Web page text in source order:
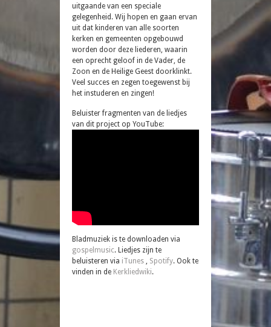
uitgaande van een speciale
gelegenheid. Wij hopen en gaan ervan
uit dat kinderen van alle soorten
kerken en gemeenten opgebouwd
worden door deze liederen, waarin
een oprecht geloof in de Vader, de
Zoon en de Heilige Geest doorklinkt.
Veel succes en zegen toegewenst bij
het instuderen en zingen!
Beluister fragmenten van de liedjes
van dit project op YouTube:
Bladmuziek is te downloaden via
gospelmusic. Liedjes zijn te
beluisteren via iTunes , Spotify. Ook te
vinden in de Kerkliedwiki.